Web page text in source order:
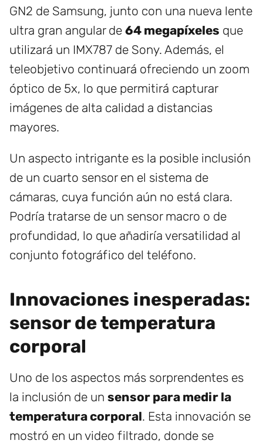
GN2 de Samsung, junto con una nueva lente
ultra gran angular de 64 megapíxeles que
utilizará un IMX787 de Sony. Además, el
teleobjetivo continuará ofreciendo un zoom
óptico de 5x, lo que permitirá capturar
imágenes de alta calidad a distancias
mayores.
Un aspecto intrigante es la posible inclusión
de un cuarto sensor en el sistema de
cámaras, cuya función aún no está clara.
Podría tratarse de un sensor macro o de
profundidad, lo que añadiría versatilidad al
conjunto fotográfico del teléfono.
Innovaciones inesperadas:
sensor de temperatura
corporal
Uno de los aspectos más sorprendentes es
la inclusión de un sensor para medir la
temperatura corporal. Esta innovación se
mostró en un video filtrado, donde se